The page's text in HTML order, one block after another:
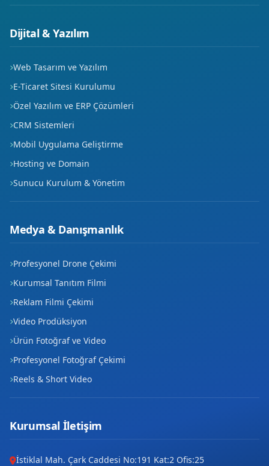
Korik
Kültür
Petrol
Petrolkent
Pınarbaşı
Sağlık
Seyitler
Site
Tilmerç
Yavuz Selim
Yeni
Yeşiltepe
Dijital & Yazılım
Web Tasarım ve Yazılım
E-Ticaret Sitesi Kurulumu
Özel Yazılım ve ERP Çözümleri
CRM Sistemleri
Mobil Uygulama Geliştirme
Hosting ve Domain
Sunucu Kurulum & Yönetim
Medya & Danışmanlık
Profesyonel Drone Çekimi
Kurumsal Tanıtım Filmi
Reklam Filmi Çekimi
Video Prodüksiyon
Ürün Fotoğraf ve Video
Profesyonel Fotoğraf Çekimi
Reels & Short Video
Kurumsal İletişim
İstiklal Mah. Çark Caddesi No:191 Kat:2 Ofis:25